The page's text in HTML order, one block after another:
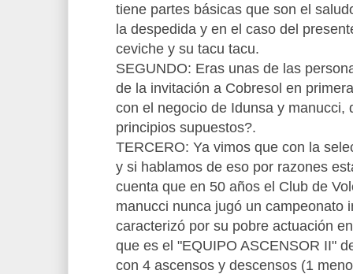
tiene partes básicas que son el
la despedida y en el caso del
ceviche y su tacu tacu.
SEGUNDO: Eras unas de las
de la invitación a Cobresol en
con el negocio de Idunsa y manucci,
principios supuestos?.
TERCERO: Ya vimos que con la
y si hablamos de eso por razones
cuenta que en 50 años el Club de
manucci nunca jugó un campeonato
caracterizó por su pobre actuación
que es el "EQUIPO ASCENSOR II"
con 4 ascensos y descensos (1